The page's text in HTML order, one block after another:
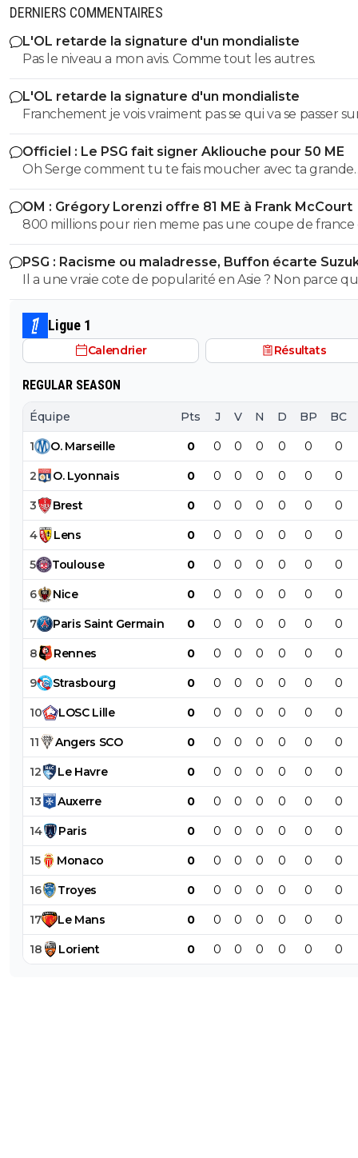
DERNIERS COMMENTAIRES
L'OL retarde la signature d'un mondialiste
Pas le niveau a mon avis. Comme tout les autres.
L'OL retarde la signature d'un mondialiste
Franchement je vois vraiment pas se qui va se passer
suite de notre mercato. Autant je suis totalement
certaines recrues (oui déja), autant faudrait presque
recruter encore sur les memes postes tellement c'est
mauvais. Quelle idée de prendre un nonchalant et un
en total manque de confiance comme Duranville.
Morton sont en PLS, autant j'aimerai tout changer et
une ame dans cette équipe..... Autant on galere pour trouver
des acheteurs pour nos joueurs les plus mauvais (AMN,
Tessman, etc...) On ne fait que prolonger notre fin de saison
Officiel : Le PSG fait signer Akliouche pour 50 ME
Oh Serge comment tu te fais moucher avec ta grande
bouche qui te sert d’anus 😂😂😂
OM : Grégory Lorenzi offre 81 ME à Frank McCourt
800 millions pour rien meme pas une coupe de france
coupe a guignol c3 ....PSG 1 milliard et demi 2 c1 14 titres
2 milliard et demi 1c1 .....
PSG : Racisme ou maladresse, Buffon écarte
Il a une vraie cote de popularité en Asie ? Non parce
Japon je crois que c'est légèrement raciste non ?
me trompe)
Ligue 1
Calendrier Résultats
REGULAR SEASON
Équipe Pts J V N D BP BC
1 O. Marseille 0 0 0 0 0 0 0
2 O. Lyonnais 0 0 0 0 0 0 0
3 Brest 0 0 0 0 0 0 0
4 Lens 0 0 0 0 0 0 0
5 Toulouse 0 0 0 0 0 0 0
6 Nice 0 0 0 0 0 0 0
7 Paris Saint Germain 0 0 0 0 0 0 0
8 Rennes 0 0 0 0 0 0 0
9 Strasbourg 0 0 0 0 0 0 0
10 LOSC Lille 0 0 0 0 0 0 0
11 Angers SCO 0 0 0 0 0 0 0
12 Le Havre 0 0 0 0 0 0 0
13 Auxerre 0 0 0 0 0 0 0
14 Paris 0 0 0 0 0 0 0
15 Monaco 0 0 0 0 0 0 0
16 Troyes 0 0 0 0 0 0 0
17 Le Mans 0 0 0 0 0 0 0
18 Lorient 0 0 0 0 0 0 0